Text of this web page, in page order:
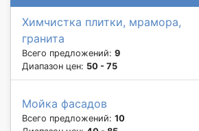
Химчистка плитки, мрамора,
гранита
Всего предложений: 9
Диапазон цен: 50 - 75
Мойка фасадов
Всего предложений: 10